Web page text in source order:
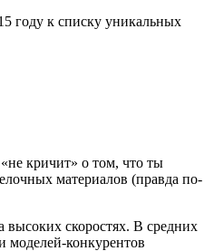
году к списку уникальных
кричит» о том, что ты
материалов (правда по-
скоростях. В средних
моделей-конкурентов